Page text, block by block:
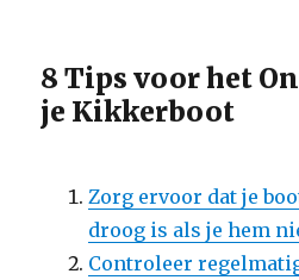
8 Tips voor het
je Kikkerboot
Zorg ervoor dat je
droog is als je hem
Controleer